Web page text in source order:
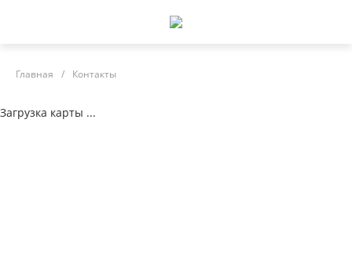
Главная / Контакты
Загрузка карты ...